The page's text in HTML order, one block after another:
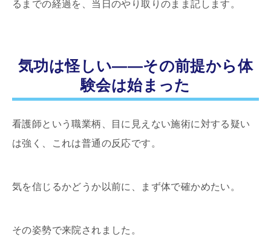
るまでの経過を、当日のやり取りのまま記します。
気功は怪しい――その前提から体
験会は始まった
看護師という職業柄、目に見えない施術に対する疑い
は強く、これは普通の反応です。
気を信じるかどうか以前に、まず体で確かめたい。
その姿勢で来院されました。